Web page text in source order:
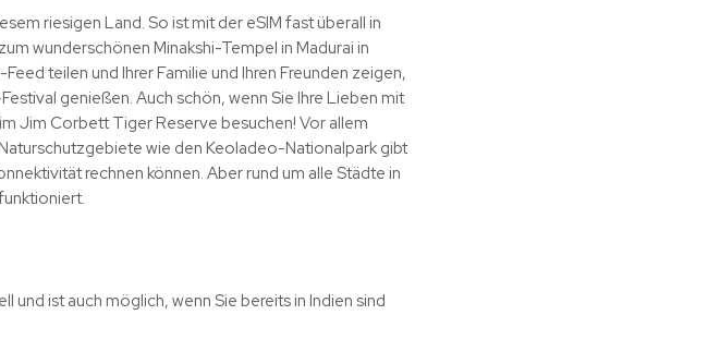
riesigen Land. So ist mit der eSIM fast überall in
wunderschönen Minakshi-Tempel in Madurai in
teilen und Ihrer Familie und Ihren Freunden zeigen,
genießen. Auch schön, wenn Sie Ihre Lieben mit
Jim Corbett Tiger Reserve besuchen! Vor allem
wie den Keoladeo-Nationalpark gibt
rechnen können. Aber rund um alle Städte in
und ist auch möglich, wenn Sie bereits in Indien sind